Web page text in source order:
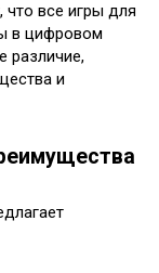
что все игры для
в цифровом
различие,
и